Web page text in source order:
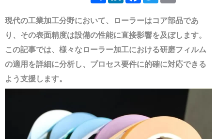
現代の工業加工分野において、ローラーはコア部品であ
り、その表面精度は設備の性能に直接影響を及ぼします。
この記事では、様々なローラー加工における研磨フィルム
の適用を詳細に分析し、プロセス要件に的確に対応できる
よう支援します。